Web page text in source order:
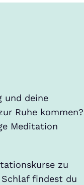
und deine
Ruhe kommen?
Meditation
zu
findest du